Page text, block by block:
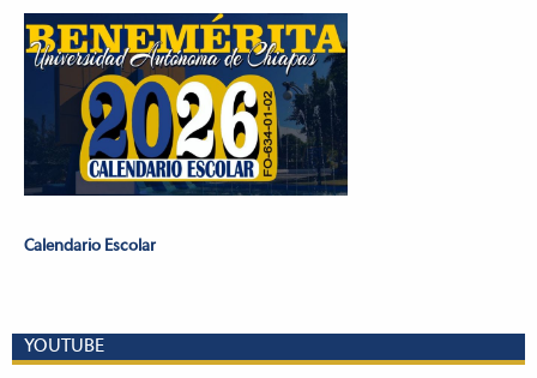
Calendario Escolar
YOUTUBE